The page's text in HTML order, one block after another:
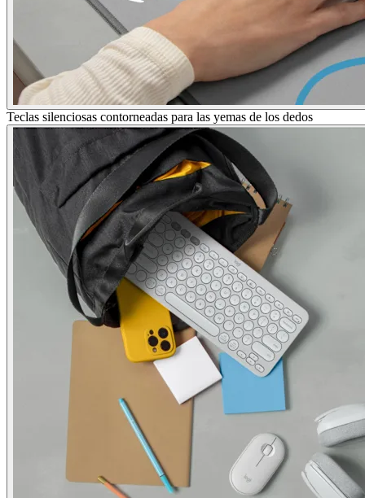
Teclas silenciosas contorneadas para las yemas de los dedos